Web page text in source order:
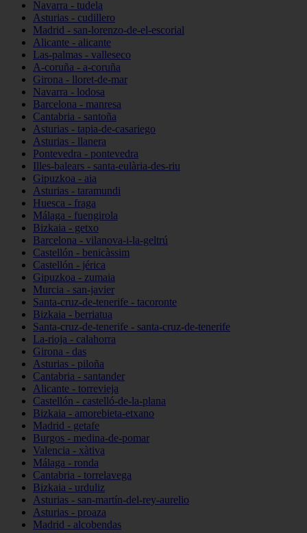
Navarra - tudela
Asturias - cudillero
Madrid - san-lorenzo-de-el-escorial
Alicante - alicante
Las-palmas - valleseco
A-coruña - a-coruña
Girona - lloret-de-mar
Navarra - lodosa
Barcelona - manresa
Cantabria - santoña
Asturias - tapia-de-casariego
Asturias - llanera
Pontevedra - pontevedra
Illes-balears - santa-eulària-des-riu
Gipuzkoa - aia
Asturias - taramundi
Huesca - fraga
Málaga - fuengirola
Bizkaia - getxo
Barcelona - vilanova-i-la-geltrú
Castellón - benicàssim
Castellón - jérica
Gipuzkoa - zumaia
Murcia - san-javier
Santa-cruz-de-tenerife - tacoronte
Bizkaia - berriatua
Santa-cruz-de-tenerife - santa-cruz-de-tenerife
La-rioja - calahorra
Girona - das
Asturias - piloña
Cantabria - santander
Alicante - torrevieja
Castellón - castelló-de-la-plana
Bizkaia - amorebieta-etxano
Madrid - getafe
Burgos - medina-de-pomar
Valencia - xàtiva
Málaga - ronda
Cantabria - torrelavega
Bizkaia - urduliz
Asturias - san-martín-del-rey-aurelio
Asturias - proaza
Madrid - alcobendas